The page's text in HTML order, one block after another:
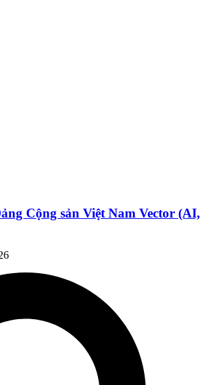
Cộng sản Việt Nam Vector (AI,